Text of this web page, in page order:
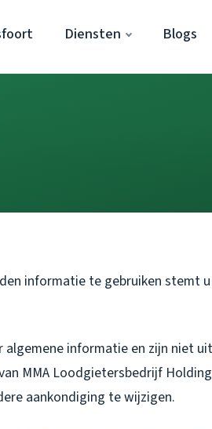
Diensten Blogs
informatie te gebruiken stemt
algemene informatie en zijn niet
MMA Loodgietersbedrijf
aankondiging te wijzigen.